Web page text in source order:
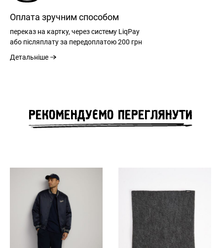
Оплата зручним способом
переказ на картку, через систему LiqPay
або післяплату за передоплатою200 грн
Детальніше
РЕКОМЕНДУЄМО ПЕРЕГЛЯНУТИ
Forgot Password?
ЗАБУЛИ ПАРОЛЬ?
Remember Password?
ВІДНОВЛЕННЯ ПАРОЛЮ
НЕЗАБАРОМ НА САЙТІ
РОЗМІРНА СІТКА